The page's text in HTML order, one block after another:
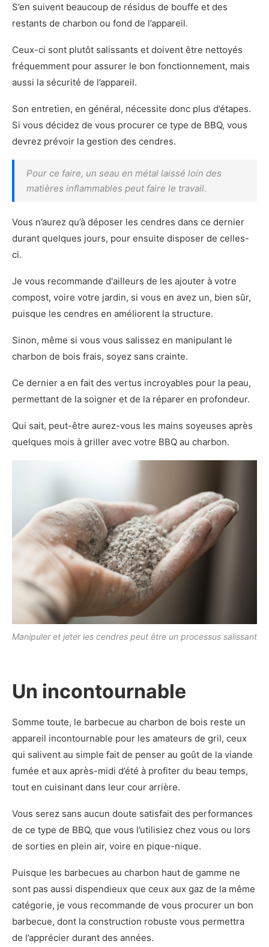
S’en suivent beaucoup de résidus de bouffe et des
restants de charbon ou fond de l’appareil.
Ceux-ci sont plutôt salissants et doivent être nettoyés
fréquemment pour assurer le bon fonctionnement, mais
aussi la sécurité de l’appareil.
Son entretien, en général, nécessite donc plus d’étapes.
Si vous décidez de vous procurer ce type de BBQ, vous
devrez prévoir la gestion des cendres.
Pour ce faire, un seau en métal laissé loin des
matières inflammables peut faire le travail.
Vous n’aurez qu’à déposer les cendres dans ce dernier
durant quelques jours, pour ensuite disposer de celles-
ci.
Je vous recommande d'ailleurs de les ajouter à votre
compost, voire votre jardin, si vous en avez un, bien sûr,
puisque les cendres en améliorent la structure.
Sinon, même si vous vous salissez en manipulant le
charbon de bois frais, soyez sans crainte.
Ce dernier a en fait des vertus incroyables pour la peau,
permettant de la soigner et de la réparer en profondeur.
Qui sait, peut-être aurez-vous les mains soyeuses après
quelques mois à griller avec votre BBQ au charbon.
Manipuler et jeter les cendres peut être un processus salissant
Un incontournable
Somme toute, le barbecue au charbon de bois reste un
appareil incontournable pour les amateurs de gril, ceux
qui salivent au simple fait de penser au goût de la viande
fumée et aux après-midi d’été à profiter du beau temps,
tout en cuisinant dans leur cour arrière.
Vous serez sans aucun doute satisfait des performances
de ce type de BBQ, que vous l’utilisiez chez vous ou lors
de sorties en plein air, voire en pique-nique.
Puisque les barbecues au charbon haut de gamme ne
sont pas aussi dispendieux que ceux aux gaz de la même
catégorie, je vous recommande de vous procurer un bon
barbecue, dont la construction robuste vous permettra
de l’apprécier durant des années.